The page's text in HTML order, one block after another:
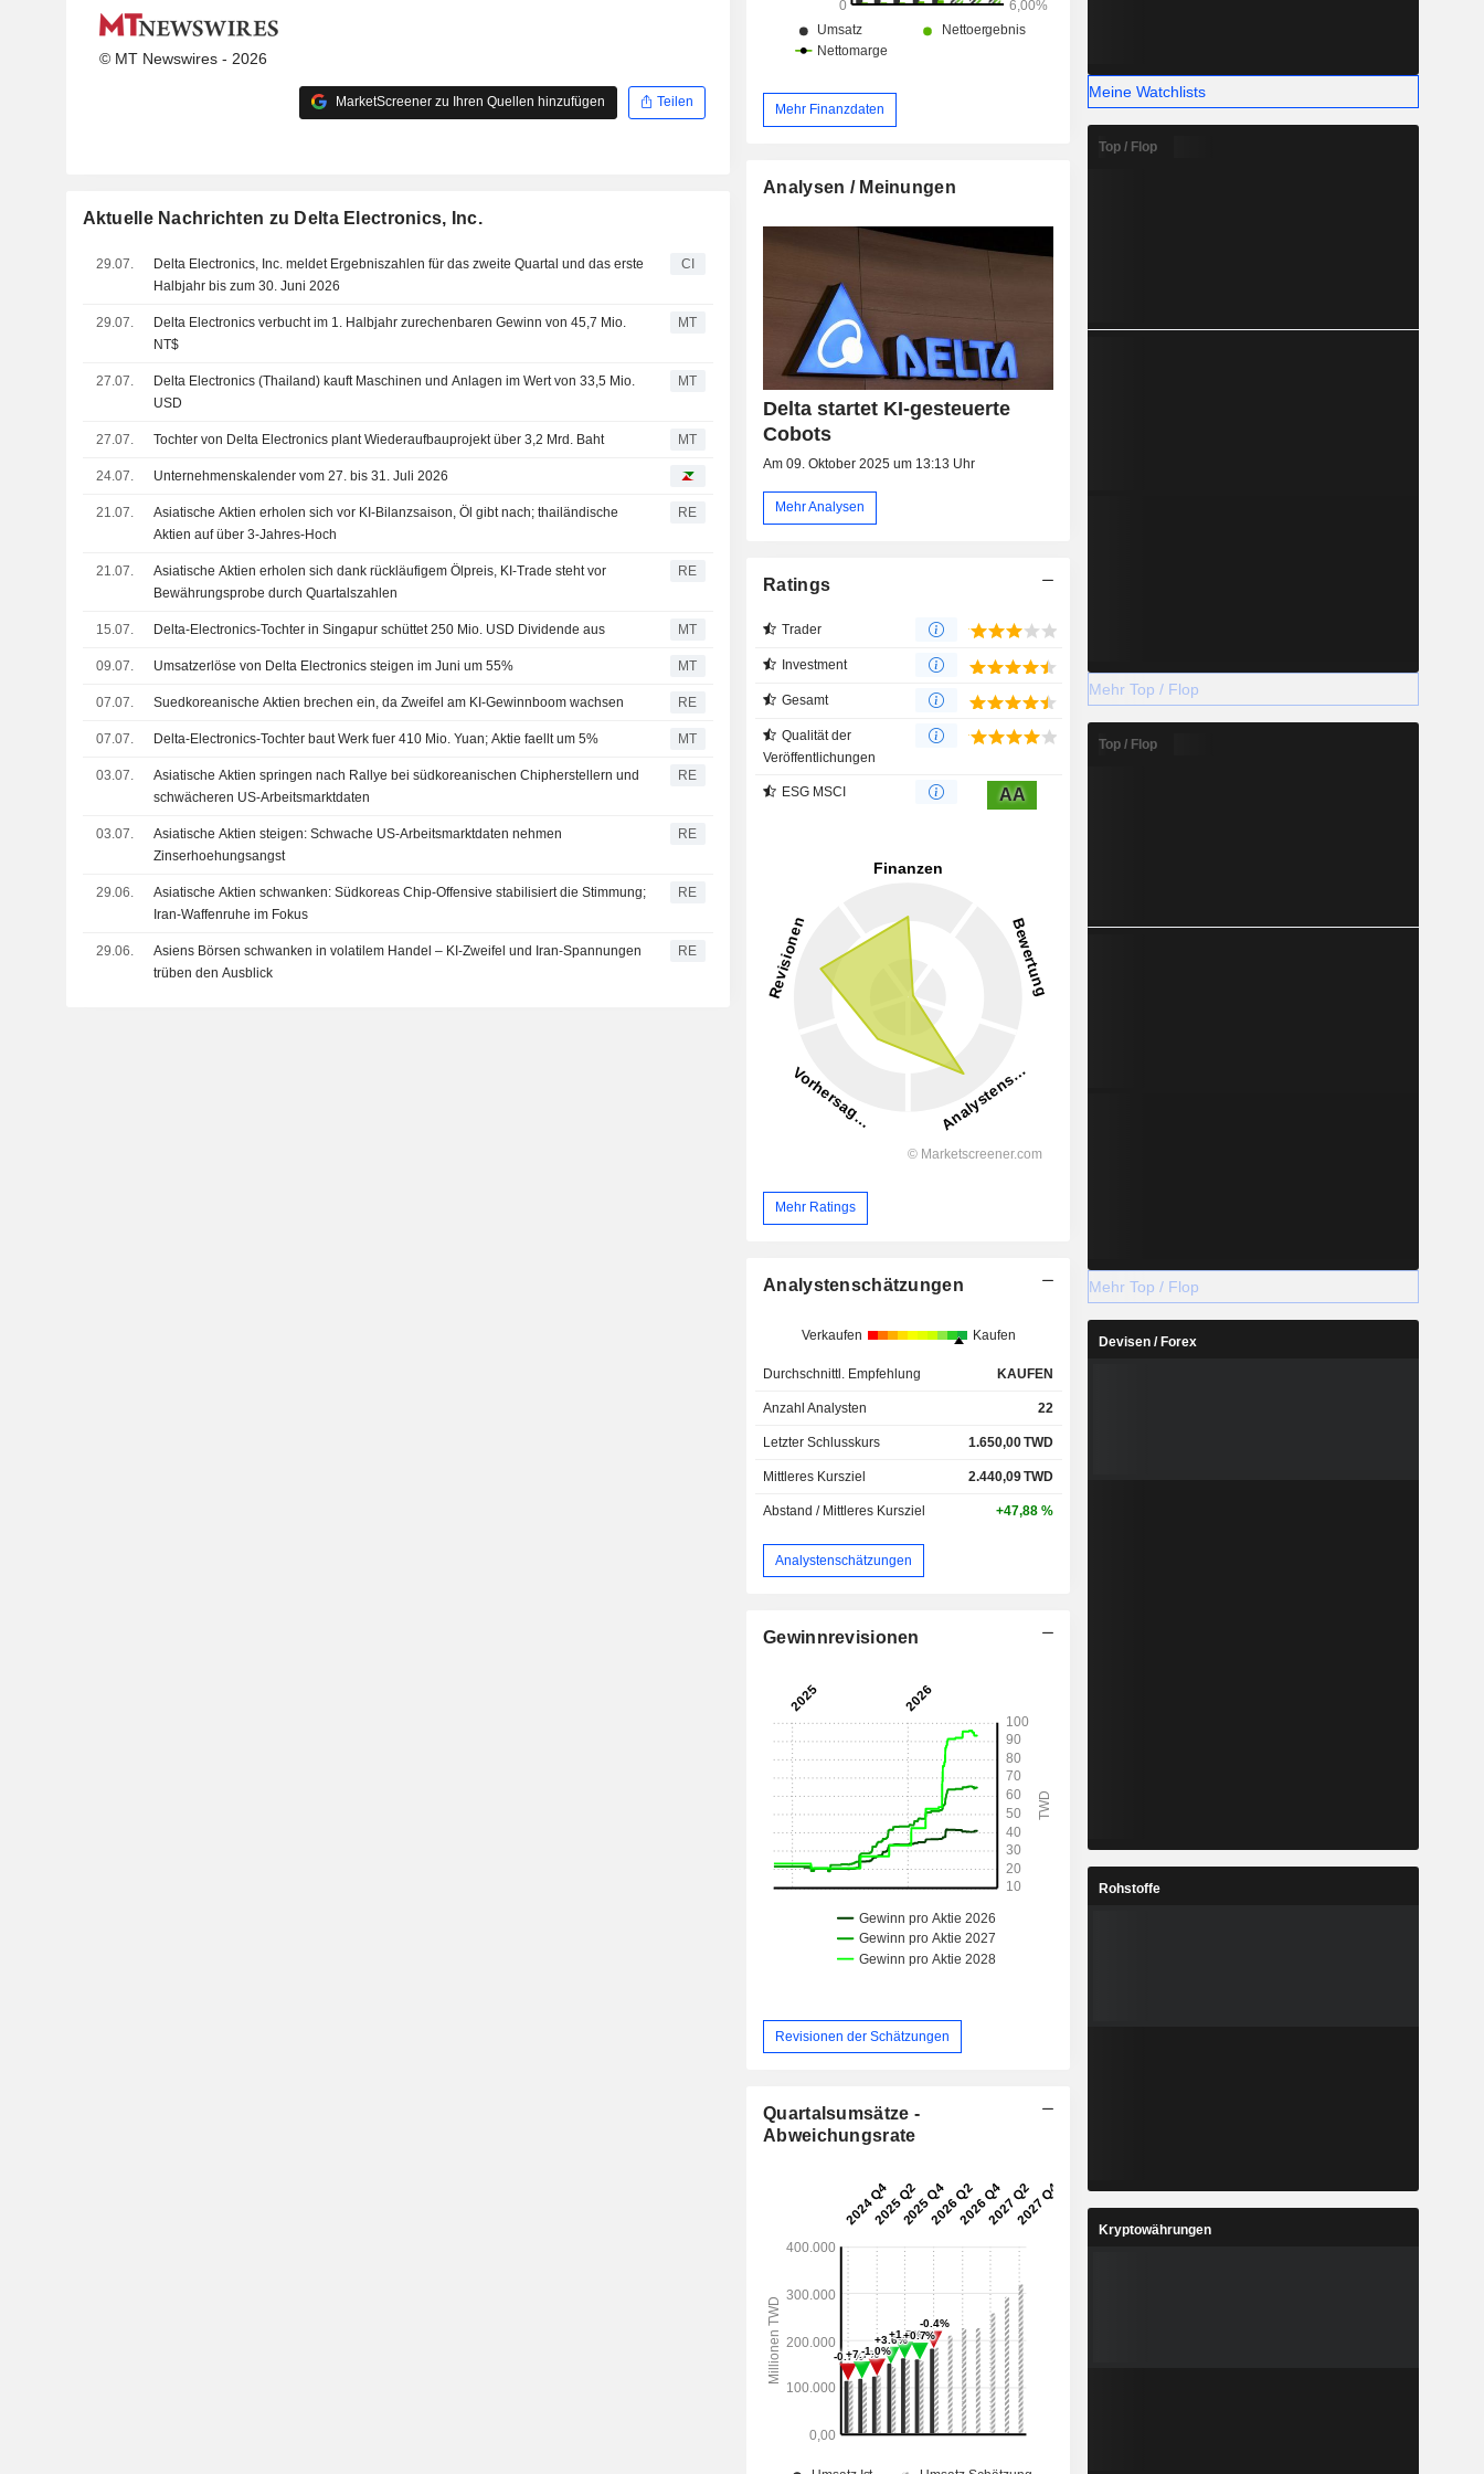
© MT Newswires - 2026
MarketScreener zu Ihren Quellen hinzufügen Teilen
Aktuelle Nachrichten zu Delta Electronics, Inc.
29.07.
Delta Electronics, Inc. meldet Ergebniszahlen für das zweite Quartal und das erste
Halbjahr bis zum 30. Juni 2026
CI
29.07.
Delta Electronics verbucht im 1. Halbjahr zurechenbaren Gewinn von 45,7 Mio.
NT$
MT
27.07.
Delta Electronics (Thailand) kauft Maschinen und Anlagen im Wert von 33,5 Mio.
USD
MT
27.07. Tochter von Delta Electronics plant Wiederaufbauprojekt über 3,2 Mrd. Baht MT
24.07. Unternehmenskalender vom 27. bis 31. Juli 2026
21.07.
Asiatische Aktien erholen sich vor KI-Bilanzsaison, Öl gibt nach; thailändische
Aktien auf über 3-Jahres-Hoch
RE
21.07.
Asiatische Aktien erholen sich dank rückläufigem Ölpreis, KI-Trade steht vor
Bewährungsprobe durch Quartalszahlen
RE
15.07. Delta-Electronics-Tochter in Singapur schüttet 250 Mio. USD Dividende aus MT
09.07. Umsatzerlöse von Delta Electronics steigen im Juni um 55% MT
07.07. Suedkoreanische Aktien brechen ein, da Zweifel am KI-Gewinnboom wachsen RE
07.07. Delta-Electronics-Tochter baut Werk fuer 410 Mio. Yuan; Aktie faellt um 5% MT
03.07.
Asiatische Aktien springen nach Rallye bei südkoreanischen Chipherstellern und
schwächeren US-Arbeitsmarktdaten
RE
03.07.
Asiatische Aktien steigen: Schwache US-Arbeitsmarktdaten nehmen
Zinserhoehungsangst
RE
29.06.
Asiatische Aktien schwanken: Südkoreas Chip-Offensive stabilisiert die Stimmung;
Iran-Waffenruhe im Fokus
RE
29.06.
Asiens Börsen schwanken in volatilem Handel – KI-Zweifel und Iran-Spannungen
trüben den Ausblick
RE
Mehr Finanzdaten
Analysen / Meinungen
Delta startet KI-gesteuerte
Cobots
Am 09. Oktober 2025 um 13:13 Uhr
Mehr Analysen
Ratings
Trader
Investment
Gesamt
Qualität der
Veröffentlichungen
ESG MSCI AA
Mehr Ratings
Analystenschätzungen
Verkaufen Kaufen
Durchschnittl. Empfehlung KAUFEN
Anzahl Analysten 22
Letzter Schlusskurs 1.650,00TWD
Mittleres Kursziel 2.440,09TWD
Abstand / Mittleres Kursziel +47,88 %
Analystenschätzungen
Gewinnrevisionen
Revisionen der Schätzungen
Quartalsumsätze -
Abweichungsrate
Meine Watchlists
Top / Flop
Mehr Top / Flop
Top / Flop
Mehr Top / Flop
Devisen / Forex
Rohstoffe
Kryptowährungen